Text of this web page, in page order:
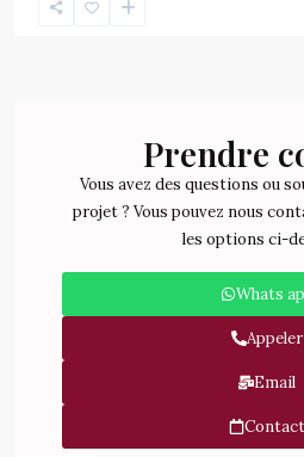
Prendre
Vous avez des questions ou
projet ? Vous pouvez nous
les options ci-
Whats
Appeler
Email
Contact